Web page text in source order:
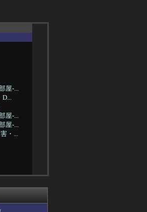
屋-...
D...
屋-...
屋-...
・...
と...
屋-...